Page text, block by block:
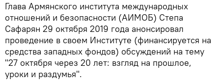
Глава Армянского института международных
отношений и безопасности (АИМОБ) Степа
Сафарян 29 октября 2019 года анонсировал
проведение в своем Институте (финансируется на
средства западных фондов) обсуждений на тему
"27 октября через 20 лет: взгляд на прошлое,
уроки и раздумья".